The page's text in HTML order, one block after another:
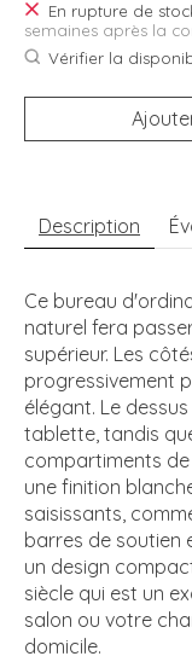
En rupture de
semaines après la
Vérifier la
Description
Ce bureau
naturel fera
supérieur. Les
progressivement
élégant. Le
tablette, tandis
compartiments
une finition
saisissants,
barres de soutien
un design
siècle qui est un
salon ou votre
domicile.